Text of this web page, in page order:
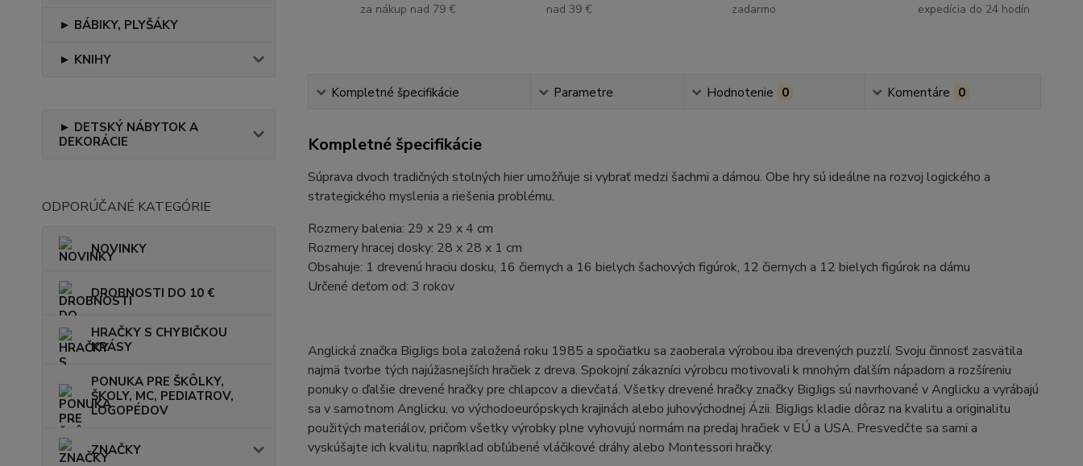
► BÁBIKY, PLYŠÁKY
► KNIHY
► DETSKÝ NÁBYTOK A
DEKORÁCIE
ODPORÚČANÉ KATEGÓRIE
NOVINKY
DROBNOSTI DO 10 €
HRAČKY S CHYBIČKOU
KRÁSY
PONUKA PRE ŠKÔLKY,
ŠKOLY, MC, PEDIATROV,
LOGOPÉDOV
ZNAČKY
za nákup nad 79 €
nad 39 €
zadarmo
expedícia do 24 hodín
Kompletné špecifikácie Parametre Hodnotenie 0 Komentáre 0
Kompletné špecifikácie
Súprava dvoch tradičných stolných hier umožňuje si vybrať medzi šachmi a dámou. Obe hry sú ideálne na rozvoj logického a
strategického myslenia a riešenia problému.
Rozmery balenia: 29 x 29 x 4 cm
Rozmery hracej dosky: 28 x 28 x 1 cm
Obsahuje: 1 drevenú hraciu dosku, 16 čiernych a 16 bielych šachových figúrok, 12 čiernych a 12 bielych figúrok na dámu
Určené deťom od: 3 rokov
Anglická značka BigJigs bola založená roku 1985 a spočiatku sa zaoberala výrobou iba drevených puzzlí. Svoju činnosť zasvätila
najmä tvorbe tých najúžasnejších hračiek z dreva. Spokojní zákazníci výrobcu motivovali k mnohým ďalším nápadom a rozšíreniu
ponuky o ďalšie drevené hračky pre chlapcov a dievčatá. Všetky drevené hračky značky BigJigs sú navrhované v Anglicku a vyrábajú
sa v samotnom Anglicku, vo východoeurópskych krajinách alebo juhovýchodnej Ázii. BigJigs kladie dôraz na kvalitu a originalitu
použitých materiálov, pričom všetky výrobky plne vyhovujú normám na predaj hračiek v EÚ a USA. Presvedčte sa sami a
vyskúšajte ich kvalitu, napríklad obľúbené vláčikové dráhy alebo Montessori hračky.